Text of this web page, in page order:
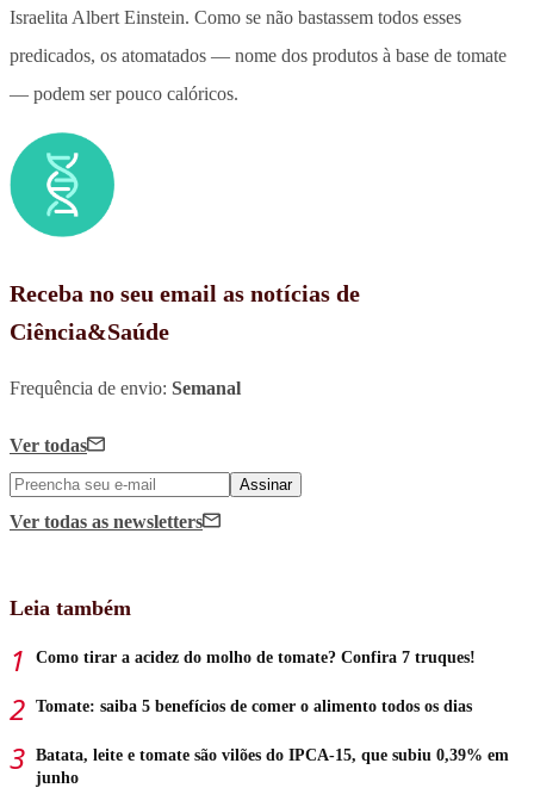
Israelita Albert Einstein. Como se não bastassem todos esses
predicados, os atomatados — nome dos produtos à base de tomate
— podem ser pouco calóricos.
Receba no seu email as notícias de
Ciência&Saúde
Frequência de envio: Semanal
Ver todas
Assinar
Ver todas as newsletters
Leia também
Como tirar a acidez do molho de tomate? Confira 7 truques!
Tomate: saiba 5 benefícios de comer o alimento todos os dias
Batata, leite e tomate são vilões do IPCA-15, que subiu 0,39% em
junho